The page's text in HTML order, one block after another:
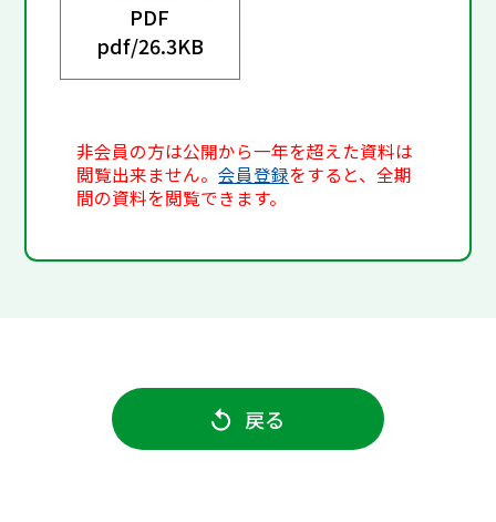
PDF
pdf/26.3KB
非会員の方は公開から一年を超えた資料は
閲覧出来ません。会員登録をすると、全期
間の資料を閲覧できます。
戻る